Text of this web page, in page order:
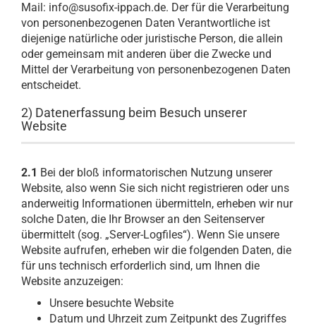
Mail: info@susofix-ippach.de. Der für die Verarbeitung
von personenbezogenen Daten Verantwortliche ist
diejenige natürliche oder juristische Person, die allein
oder gemeinsam mit anderen über die Zwecke und
Mittel der Verarbeitung von personenbezogenen Daten
entscheidet.
2) Datenerfassung beim Besuch unserer
Website
2.1 Bei der bloß informatorischen Nutzung unserer
Website, also wenn Sie sich nicht registrieren oder uns
anderweitig Informationen übermitteln, erheben wir nur
solche Daten, die Ihr Browser an den Seitenserver
übermittelt (sog. „Server-Logfiles“). Wenn Sie unsere
Website aufrufen, erheben wir die folgenden Daten, die
für uns technisch erforderlich sind, um Ihnen die
Website anzuzeigen:
Unsere besuchte Website
Datum und Uhrzeit zum Zeitpunkt des Zugriffes